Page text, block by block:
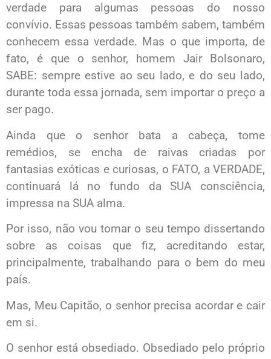
verdade para algumas pessoas do nosso
convívio. Essas pessoas também sabem, também
conhecem essa verdade. Mas o que importa, de
fato, é que o senhor, homem Jair Bolsonaro,
SABE: sempre estive ao seu lado, e do seu lado,
durante toda essa jornada, sem importar o preço a
ser pago.
Ainda que o senhor bata a cabeça, tome
remédios, se encha de raivas criadas por
fantasias exóticas e curiosas, o FATO, a VERDADE,
continuará lá no fundo da SUA consciência,
impressa na SUA alma.
Por isso, não vou tomar o seu tempo dissertando
sobre as coisas que fiz, acreditando estar,
principalmente, trabalhando para o bem do meu
país.
Mas, Meu Capitão, o senhor precisa acordar e cair
em si.
O senhor está obsediado. Obsediado pelo próprio